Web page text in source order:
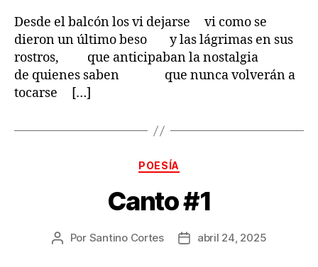
Desde el balcón los vi dejarse vi como se
dieron un último beso y las lágrimas en sus
rostros, que anticipaban la nostalgia
de quienes saben que nunca volverán a
tocarse […]
Categorías
POESÍA
Canto #1
Autor
Por Santino Cortes
Fechaabril 24, 2025